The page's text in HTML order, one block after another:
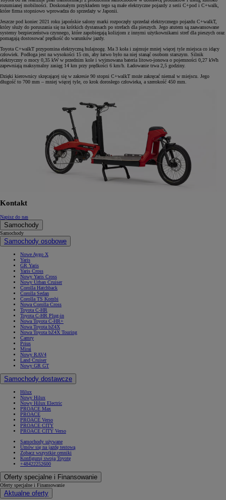
rozumianej mobilności. Doskonałym przykładem tego są małe elektryczne pojazdy z serii C+pod i C+walk,
które firma stopniowo wprowadza do sprzedaży w Japonii.
Jeszcze pod koniec 2021 roku japońskie salony marki rozpoczęły sprzedaż elektrycznego pojazdu C+walkT,
który służy do poruszania się na krótkich dystansach po strefach dla pieszych. Jego atutem są zaawansowane
systemy bezpieczeństwa czynnego, które zapobiegają kolizjom z innymi użytkownikami stref dla pieszych oraz
pomagają dostosować prędkość do warunków jazdy.
Toyota C+walkT przypomina elektryczną hulajnogę. Ma 3 koła i zajmuje mniej więcej tyle miejsca co idący
człowiek. Podłoga jest na wysokości 15 cm, aby łatwo było na niej stanąć osobom starszym. Silnik
elektryczny o mocy 0,35 kW w przednim kole i wyjmowana bateria litowo-jonowa o pojemności 0,27 kWh
zapewniają maksymalny zasięg 14 km przy prędkości 6 km/h. Ładowanie trwa 2,5 godziny.
Dzięki kierownicy skręcającej się w zakresie 90 stopni C+walkT może zakręcać niemal w miejscu. Jego
długość to 700 mm – mniej więcej tyle, co krok dorosłego człowieka, a szerokość 450 mm.
Kontakt
Napisz do nas
Samochody
Samochody
Samochody osobowe
Nowe Aygo X
Yaris
GR Yaris
Yaris Cross
Nowy Yaris Cross
Nowy Urban Cruiser
Corolla Hatchback
Corolla Sedan
Corolla TS Kombi
Nowa Corolla Cross
Toyota C-HR
Toyota C-HR Plug-in
Nowa Toyota C-HR+
Nowa Toyota bZ4X
Nowa Toyota bZ4X Touring
Camry
Prius
Mirai
Nowy RAV4
Land Cruiser
Nowy GR GT
Samochody dostawcze
Hilux
Nowy Hilux
Nowy Hilux Electric
PROACE Max
PROACE
PROACE Verso
PROACE CITY
PROACE CITY Verso
Samochody używane
Umów się na jazdę testową
Zobacz wszystkie cenniki
Konfiguruj swoją Toyotę
+48422252600
Oferty specjalne i Finansowanie
Oferty specjalne i Finansowanie
Aktualne oferty